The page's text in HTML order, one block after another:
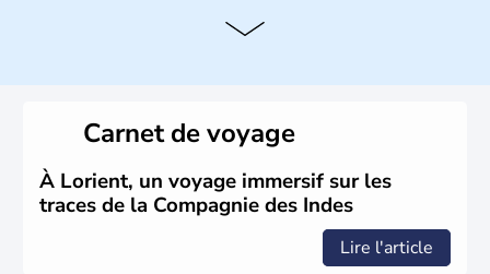
Histoire et administration
siècle, l'Inde reste sous la domination de l'empire
britannique jusqu'à l'obtention de son indépendance en
1947. Le Taj Mahal, mausolée construit par un empereur
en l'honneur de son épouse, a été édifié dans les années
1640 et est aujourd'hui considéré comme l'une des 7
Carnet de voyage
À Lorient, un voyage immersif sur les
traces de la Compagnie des Indes
Lire l'article